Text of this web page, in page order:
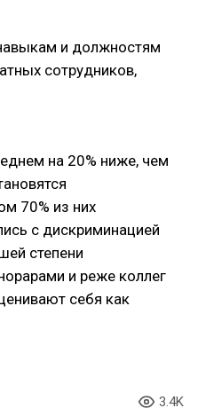
и должностям
сотрудников,
на 20% ниже, чем
70% из них
с дискриминацией
степени
и реже коллег
себя как
3.4K